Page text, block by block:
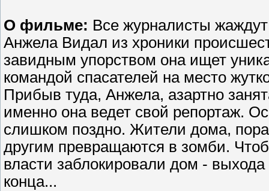
О фильме: Все журналисты
Анжела Видал из хроники
завидным упорством она ищет
командой спасателей на место
Прибыв туда, Анжела, азартно
именно она ведет свой репортаж.
слишком поздно. Жители дома,
другим превращаются в зомби.
власти заблокировали дом -
конца...